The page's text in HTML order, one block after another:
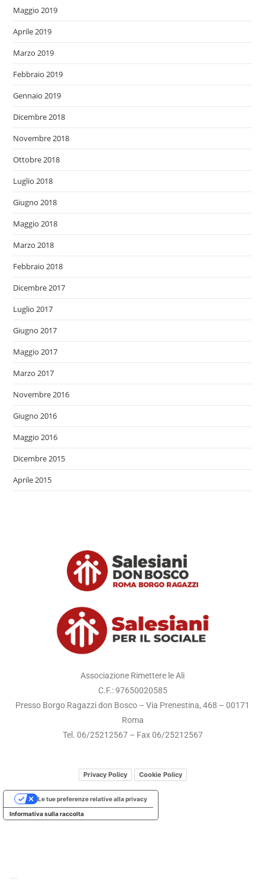
Maggio 2019
Aprile 2019
Marzo 2019
Febbraio 2019
Gennaio 2019
Dicembre 2018
Novembre 2018
Ottobre 2018
Luglio 2018
Giugno 2018
Maggio 2018
Marzo 2018
Febbraio 2018
Dicembre 2017
Luglio 2017
Giugno 2017
Maggio 2017
Marzo 2017
Novembre 2016
Giugno 2016
Maggio 2016
Dicembre 2015
Aprile 2015
Associazione Rimettere le Ali
C.F.: 97650020585
Presso Borgo Ragazzi don Bosco – Via Prenestina, 468 – 00171
Roma
Tel. 06/25212567 – Fax 06/25212567
Privacy Policy Cookie Policy
Informativa sulla raccolta
Le tue preferenze relative alla privacy